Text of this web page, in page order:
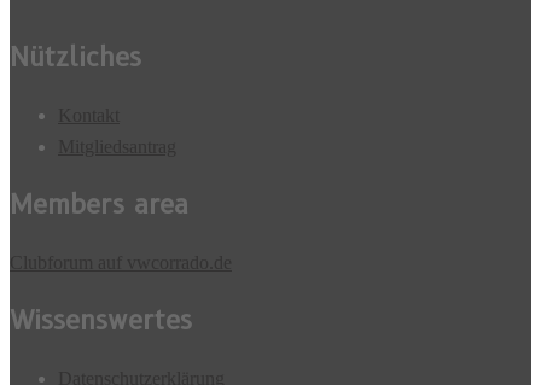
Nützliches
Members area
Wissenswertes